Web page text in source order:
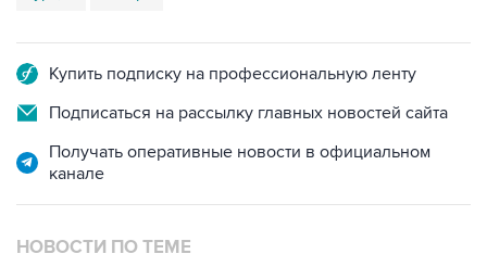
Подписаться на рассылку главных новостей сайта
Получать оперативные новости в официальном
канале
НОВОСТИ ПО ТЕМЕ
16 июля 2016 года 09:18